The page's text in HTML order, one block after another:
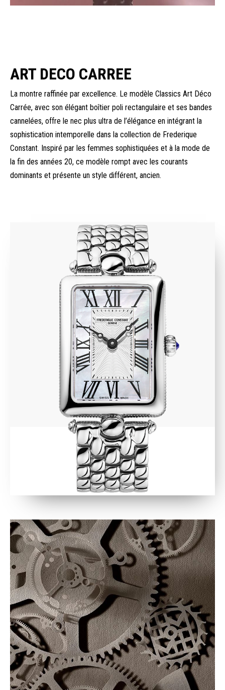
ART DECO CARREE
La montre raffinée par excellence. Le modèle Classics Art Déco
Carrée, avec son élégant boîtier poli rectangulaire et ses bandes
cannelées, offre le nec plus ultra de l’élégance en intégrant la
sophistication intemporelle dans la collection de Frederique
Constant. Inspiré par les femmes sophistiquées et à la mode de
la fin des années 20, ce modèle rompt avec les courants
dominants et présente un style différent, ancien.